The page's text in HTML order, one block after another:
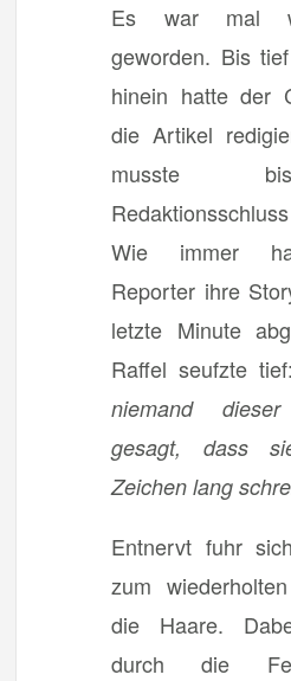
Es war mal
geworden. Bis
hinein hatte der
die Artikel
musste
Wie immer
Reporter ihre
letzte Minute
Raffel seufzte
niemand
gesagt, dass
Zeichen lang
Entnervt fuhr
zum
die Haare.
durch die